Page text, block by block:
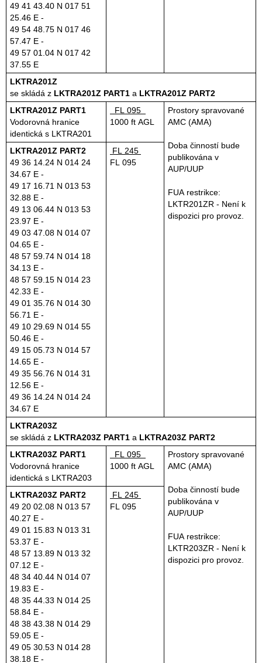
49 41 43.40 N 017 51
25.46 E -
49 54 48.75 N 017 46
57.47 E -
49 57 01.04 N 017 42
37.55 E
LKTRA201Z
se skládá z LKTRA201Z PART1 a LKTRA201Z PART2
LKTRA201Z PART1
Vodorovná hranice
identická s LKTRA201
FL 095
1000 ft AGL
Prostory spravované
AMC (AMA)
Doba činností bude
publikována v
AUP/UUP
FUA restrikce:
LKTR201ZR - Není k
dispozici pro provoz.
LKTRA201Z PART2
49 36 14.24 N 014 24
34.67 E -
49 17 16.71 N 013 53
32.88 E -
49 13 06.44 N 013 53
23.97 E -
49 03 47.08 N 014 07
04.65 E -
48 57 59.74 N 014 18
34.13 E -
48 57 59.15 N 014 23
42.33 E -
49 01 35.76 N 014 30
56.71 E -
49 10 29.69 N 014 55
50.46 E -
49 15 05.73 N 014 57
14.65 E -
49 35 56.76 N 014 31
12.56 E -
49 36 14.24 N 014 24
34.67 E
FL 245
FL 095
LKTRA203Z
se skládá z LKTRA203Z PART1 a LKTRA203Z PART2
LKTRA203Z PART1
Vodorovná hranice
identická s LKTRA203
FL 095
1000 ft AGL
Prostory spravované
AMC (AMA)
Doba činností bude
publikována v
AUP/UUP
FUA restrikce:
LKTR203ZR - Není k
dispozici pro provoz.
LKTRA203Z PART2
49 20 02.08 N 013 57
40.27 E -
49 01 15.83 N 013 31
53.37 E -
48 57 13.89 N 013 32
07.12 E -
48 34 40.44 N 014 07
19.83 E -
48 35 44.33 N 014 25
58.84 E -
48 38 43.38 N 014 29
59.05 E -
49 05 30.53 N 014 28
38.18 E -
FL 245
FL 095